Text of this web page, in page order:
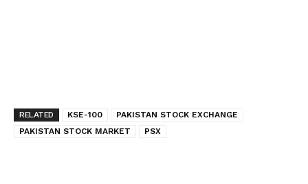
RELATED KSE-100
PAKISTAN STOCK EXCHANGE
PAKISTAN STOCK MARKET
PSX